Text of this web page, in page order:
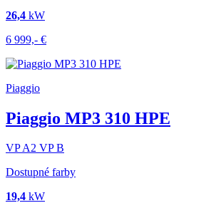
26,4 kW
6 999,- €
Piaggio
Piaggio MP3 310 HPE
VPA2 VPB
Dostupné farby
19,4 kW